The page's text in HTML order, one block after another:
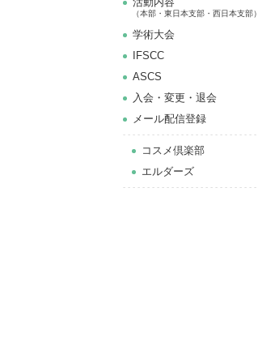
（本部・東日本支部・西日本支部）
学術大会
IFSCC
ASCS
⼊会・変更・退会
メール配信登録
コスメ倶楽部
エルダーズ